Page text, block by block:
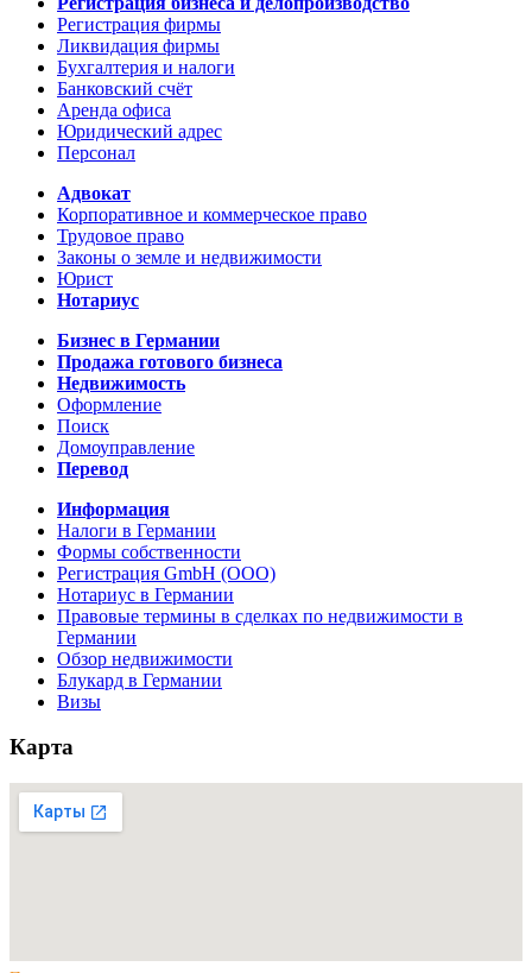
Регистрация фирмы
Ликвидация фирмы
Бухгалтерия и налоги
Банковский счёт
Аренда офиса
Юридический адрес
Персонал
Адвокат
Корпоративное и коммерческое право
Трудовое право
Законы о земле и недвижимости
Юрист
Нотариус
Бизнес в Германии
Продажа готового бизнеса
Недвижимость
Оформление
Поиск
Домоуправление
Перевод
Информация
Налоги в Германии
Формы собственности
Регистрация GmbH (ООО)
Нотариус в Германии
Правовые термины в сделках по недвижимости в
Германии
Обзор недвижимости
Блукард в Германии
Визы
Карта